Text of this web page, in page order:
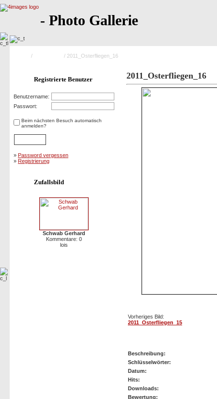
- Photo Gallerie
/ / 2011_Osterfliegen_16
Registrierte Benutzer
Benutzername:
Passwort:
Beim nächsten Besuch automatisch
anmelden?
» Password vergessen
» Registrierung
Zufallsbild
Schwab Gerhard
Kommentare: 0
lois
2011_Osterfliegen_16
Vorheriges Bild:
2011_Osterfliegen_15
Beschreibung:
Schlüsselwörter:
Datum:
Hits:
Downloads:
Bewertung: